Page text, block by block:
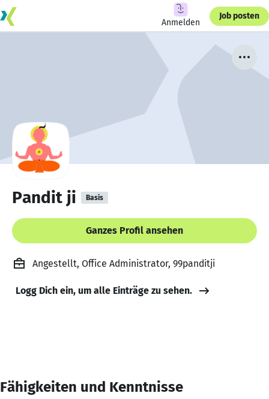
Anmelden
Job posten
Pandit ji Basis
Ganzes Profil ansehen
Angestellt, Office Administrator, 99panditji
Logg Dich ein, um alle Einträge zu sehen.
Fähigkeiten und Kenntnisse